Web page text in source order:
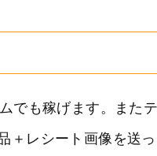
でも稼げます。また
＋レシート画像を送っ